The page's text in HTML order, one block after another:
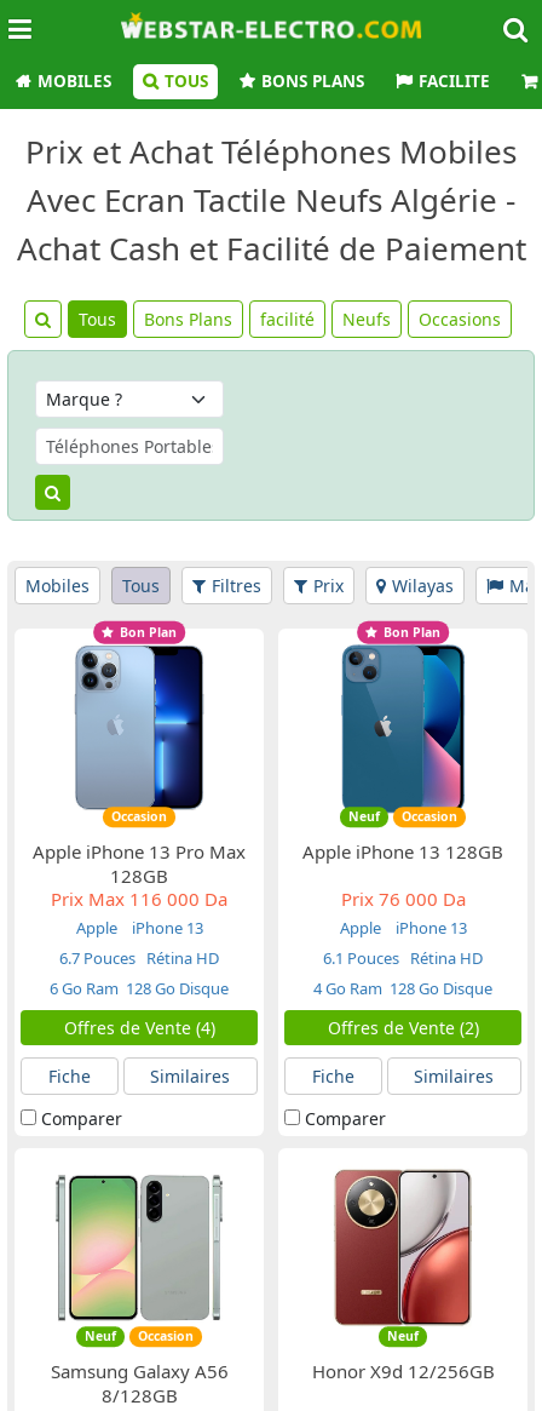
MOBILES TOUS BONS PLANS FACILITE
Prix et Achat Téléphones Mobiles
Avec Ecran Tactile Neufs Algérie -
Achat Cash et Facilité de Paiement
Tous Bons Plans facilité Neufs Occasions
Mobiles Tous Filtres Prix Wilayas
Bon Plan
Occasion
Apple iPhone 13 Pro Max
128GB
Prix Max 116 000 Da
Apple
iPhone 13
6.7 Pouces Rétina HD
6 Go Ram 128 Go Disque
Offres de Vente (4)
Fiche
Similaires
Comparer
Bon Plan
Neuf Occasion
Apple iPhone 13 128GB
Prix76 000 Da
Apple
iPhone 13
6.1 Pouces Rétina HD
4 Go Ram 128 Go Disque
Offres de Vente (2)
Fiche
Similaires
Comparer
Neuf Occasion
Samsung Galaxy A56
8/128GB
Neuf
Honor X9d 12/256GB